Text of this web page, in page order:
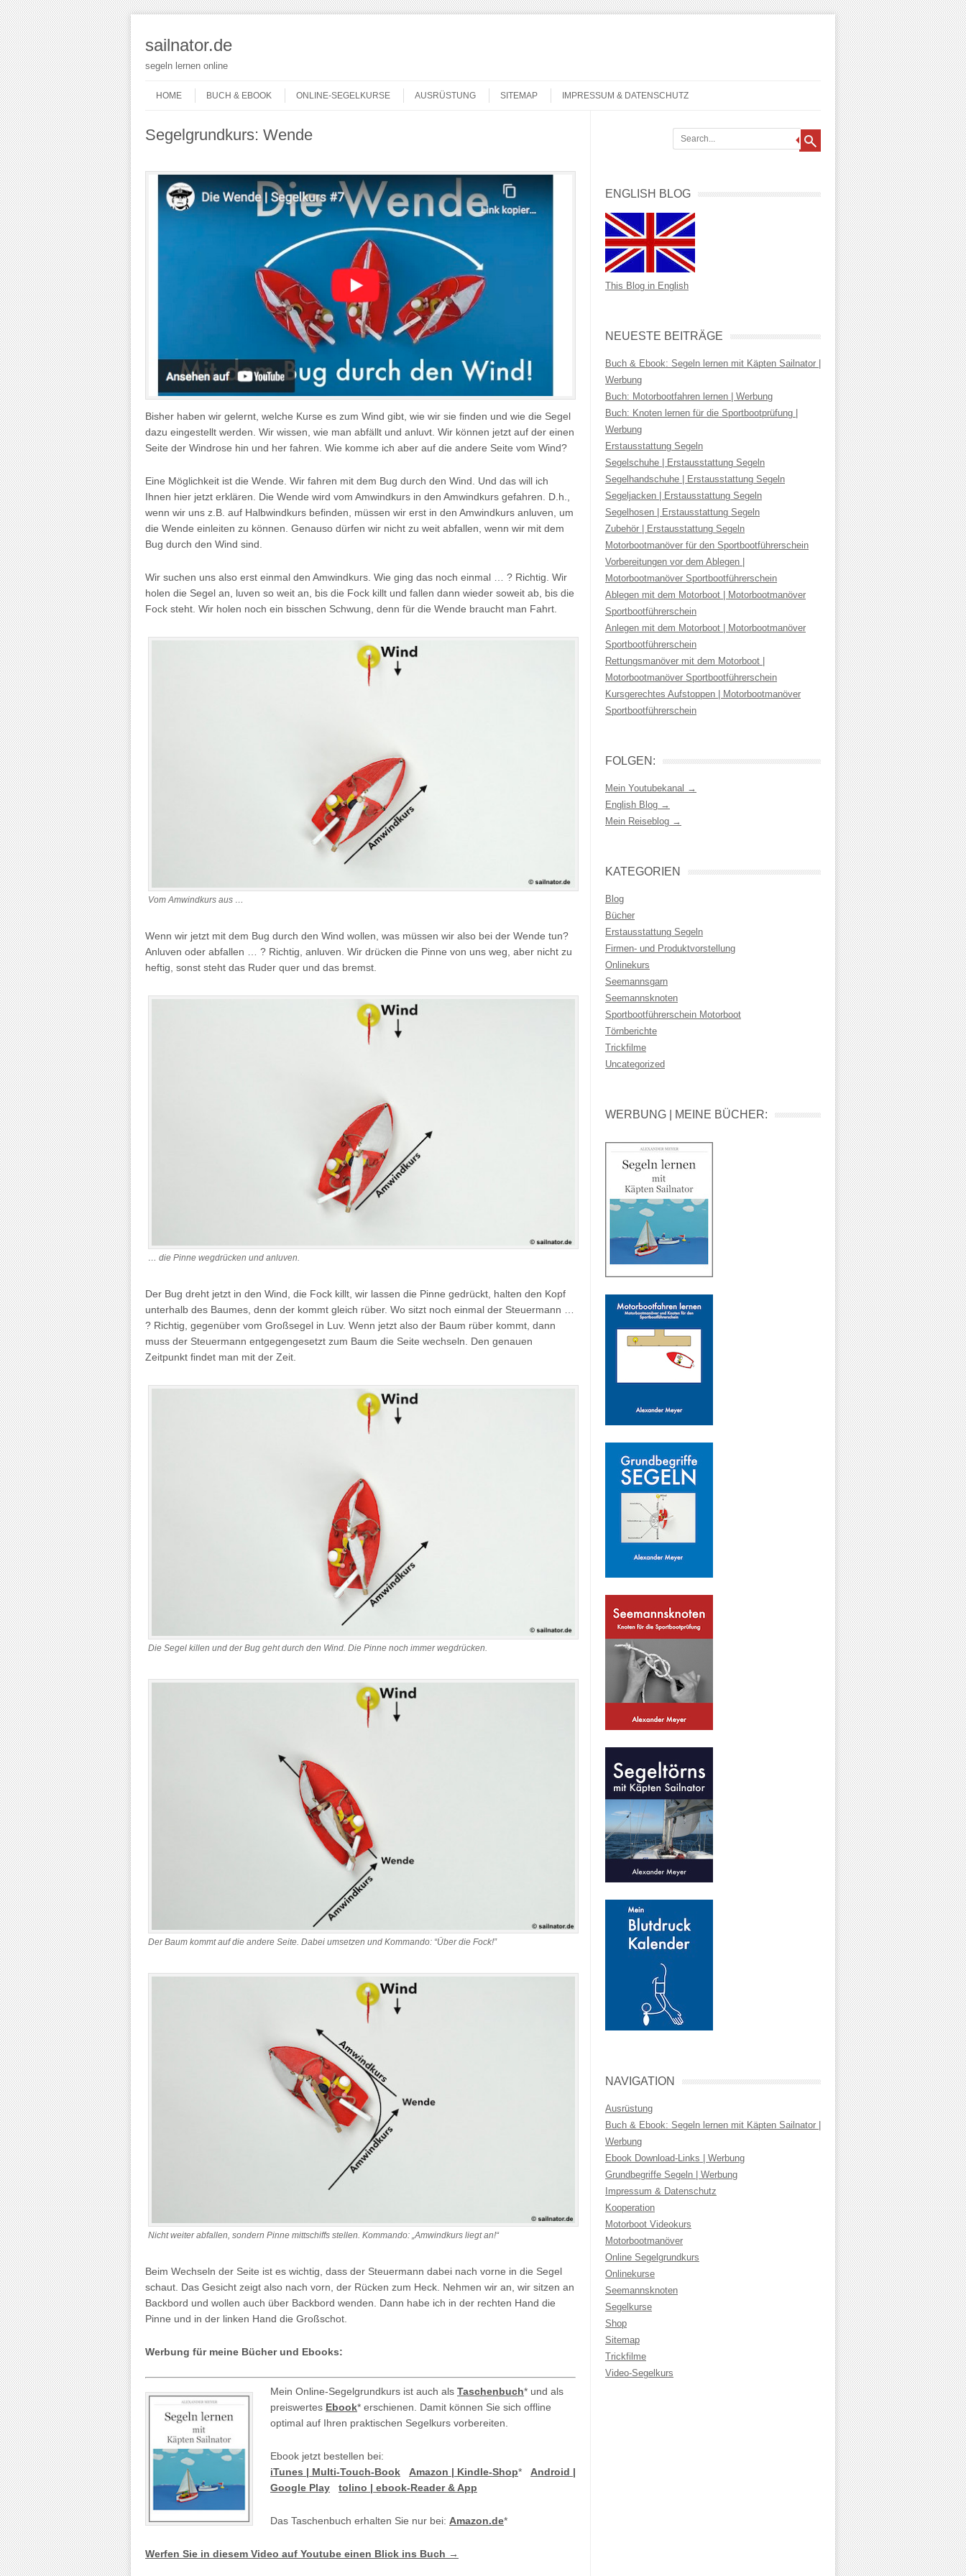
sailnator.de
segeln lernen online
Menu
HOME
BUCH & EBOOK ONLINE-SEGELKURSE AUSRÜSTUNG SITEMAP IMPRESSUM & DATENSCHUTZ
Segelgrundkurs: Wende
Bisher haben wir gelernt, welche Kurse es zum Wind gibt, wie wir sie finden und wie die Segel
dazu eingestellt werden. Wir wissen, wie man abfällt und anluvt. Wir können jetzt auf der einen
Seite der Windrose hin und her fahren. Wie komme ich aber auf die andere Seite vom Wind?
Eine Möglichkeit ist die Wende. Wir fahren mit dem Bug durch den Wind. Und das will ich
Ihnen hier jetzt erklären. Die Wende wird vom Amwindkurs in den Amwindkurs gefahren. D.h.,
wenn wir uns z.B. auf Halbwindkurs befinden, müssen wir erst in den Amwindkurs anluven, um
die Wende einleiten zu können. Genauso dürfen wir nicht zu weit abfallen, wenn wir mit dem
Bug durch den Wind sind.
Wir suchen uns also erst einmal den Amwindkurs. Wie ging das noch einmal … ? Richtig. Wir
holen die Segel an, luven so weit an, bis die Fock killt und fallen dann wieder soweit ab, bis die
Fock steht. Wir holen noch ein bisschen Schwung, denn für die Wende braucht man Fahrt.
Vom Amwindkurs aus …
Wenn wir jetzt mit dem Bug durch den Wind wollen, was müssen wir also bei der Wende tun?
Anluven oder abfallen … ? Richtig, anluven. Wir drücken die Pinne von uns weg, aber nicht zu
heftig, sonst steht das Ruder quer und das bremst.
… die Pinne wegdrücken und anluven.
Der Bug dreht jetzt in den Wind, die Fock killt, wir lassen die Pinne gedrückt, halten den Kopf
unterhalb des Baumes, denn der kommt gleich rüber. Wo sitzt noch einmal der Steuermann …
? Richtig, gegenüber vom Großsegel in Luv. Wenn jetzt also der Baum rüber kommt, dann
muss der Steuermann entgegengesetzt zum Baum die Seite wechseln. Den genauen
Zeitpunkt findet man mit der Zeit.
Die Segel killen und der Bug geht durch den Wind. Die Pinne noch immer wegdrücken.
Der Baum kommt auf die andere Seite. Dabei umsetzen und Kommando: “Über die Fock!”
Nicht weiter abfallen, sondern Pinne mittschiffs stellen. Kommando: „Amwindkurs liegt an!“
Beim Wechseln der Seite ist es wichtig, dass der Steuermann dabei nach vorne in die Segel
schaut. Das Gesicht zeigt also nach vorn, der Rücken zum Heck. Nehmen wir an, wir sitzen an
Backbord und wollen auch über Backbord wenden. Dann habe ich in der rechten Hand die
Pinne und in der linken Hand die Großschot.
Werbung für meine Bücher und Ebooks:
Mein Online-Segelgrundkurs ist auch als Taschenbuch* und als
preiswertes Ebook* erschienen. Damit können Sie sich offline
optimal auf Ihren praktischen Segelkurs vorbereiten.
Ebook jetzt bestellen bei:
iTunes | Multi-Touch-Book
Amazon | Kindle-Shop* Android |
Google Play
tolino | ebook-Reader & App
Das Taschenbuch erhalten Sie nur bei: Amazon.de*
Werfen Sie in diesem Video auf Youtube einen Blick ins Buch →
ENGLISH BLOG
This Blog in English
NEUESTE BEITRÄGE
Buch & Ebook: Segeln lernen mit Käpten Sailnator |
Werbung
Buch: Motorbootfahren lernen | Werbung
Buch: Knoten lernen für die Sportbootprüfung |
Werbung
Erstausstattung Segeln
Segelschuhe | Erstausstattung Segeln
Segelhandschuhe | Erstausstattung Segeln
Segeljacken | Erstausstattung Segeln
Segelhosen | Erstausstattung Segeln
Zubehör | Erstausstattung Segeln
Motorbootmanöver für den Sportbootführerschein
Vorbereitungen vor dem Ablegen |
Motorbootmanöver Sportbootführerschein
Ablegen mit dem Motorboot | Motorbootmanöver
Sportbootführerschein
Anlegen mit dem Motorboot | Motorbootmanöver
Sportbootführerschein
Rettungsmanöver mit dem Motorboot |
Motorbootmanöver Sportbootführerschein
Kursgerechtes Aufstoppen | Motorbootmanöver
Sportbootführerschein
FOLGEN:
Mein Youtubekanal →
English Blog →
Mein Reiseblog →
KATEGORIEN
Blog
Bücher
Erstausstattung Segeln
Firmen- und Produktvorstellung
Onlinekurs
Seemannsgarn
Seemannsknoten
Sportbootführerschein Motorboot
Törnberichte
Trickfilme
Uncategorized
WERBUNG | MEINE BÜCHER:
NAVIGATION
Ausrüstung
Buch & Ebook: Segeln lernen mit Käpten Sailnator |
Werbung
Ebook Download-Links | Werbung
Grundbegriffe Segeln | Werbung
Impressum & Datenschutz
Kooperation
Motorboot Videokurs
Motorbootmanöver
Online Segelgrundkurs
Onlinekurse
Seemannsknoten
Segelkurse
Shop
Sitemap
Trickfilme
Video-Segelkurs